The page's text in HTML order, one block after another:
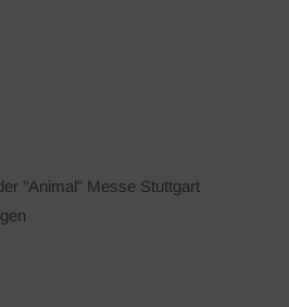
"Animal" Messe Stuttgart